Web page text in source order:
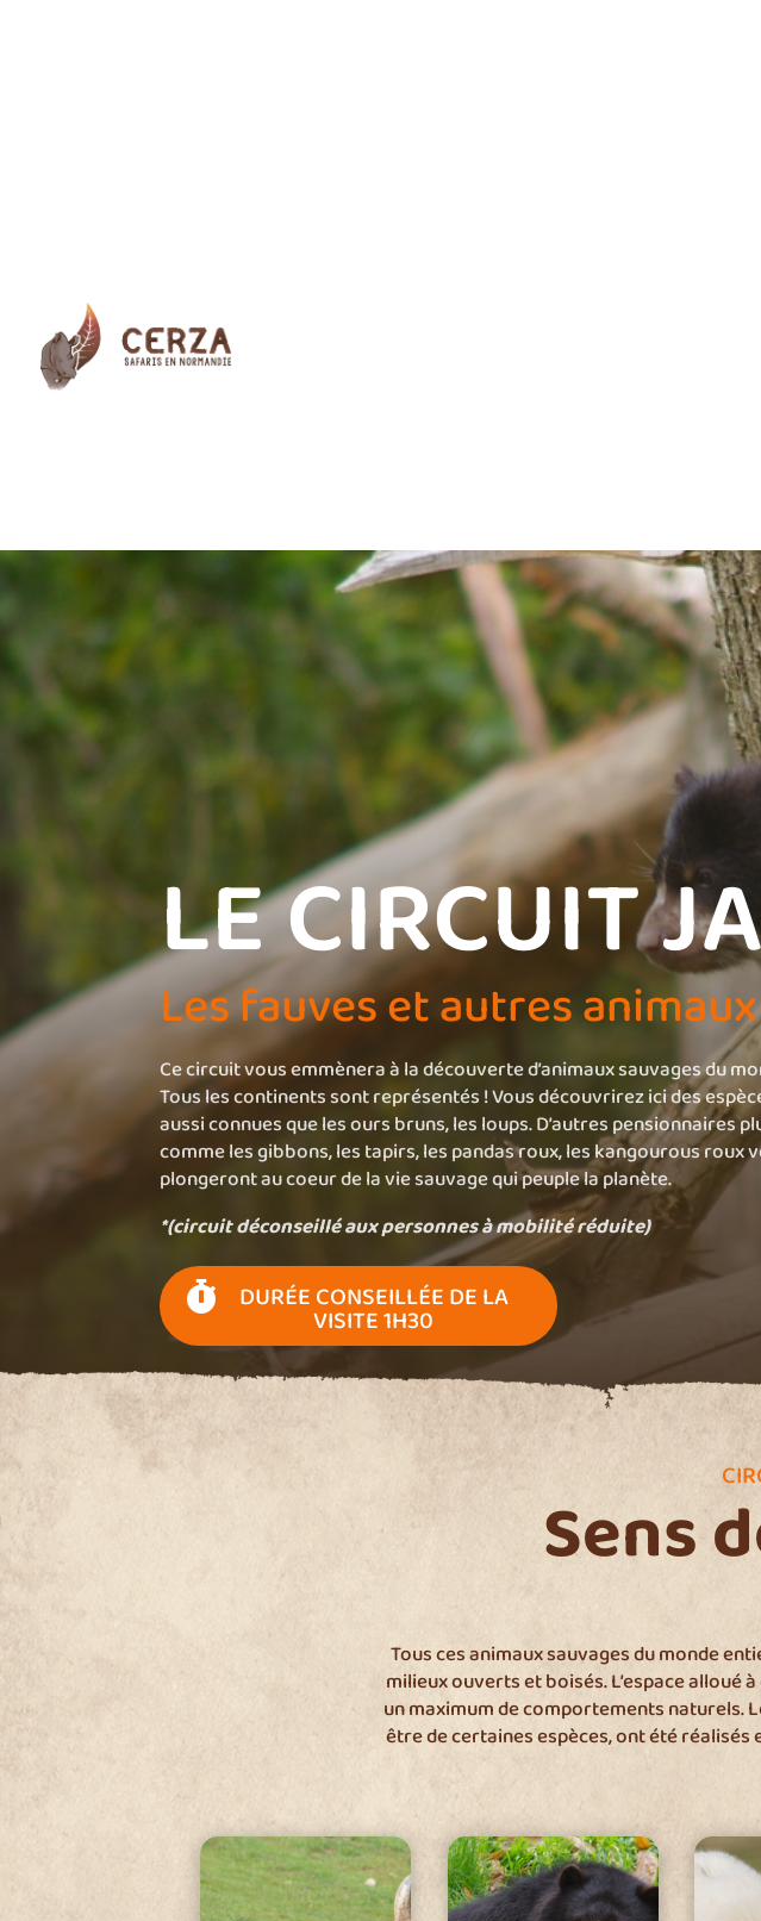
LE CIRCUIT
Les fauves et autres
Ce circuit vous emmènera à la découverte d’animaux sauvages du
Tous les continents sont représentés ! Vous découvrirez ici des
aussi connues que les ours bruns, les loups. D’autres pensionnaires
comme les gibbons, les tapirs, les pandas roux, les kangourous roux
plongeront au coeur de la vie sauvage qui peuple la planète.
*(circuit déconseillé aux personnes à mobilité réduite)
 DURÉE CONSEILLÉE DE LA
VISITE 1H30
Sens
Tous ces animaux sauvages du monde
milieux ouverts et boisés. L’espace alloué
un maximum de comportements naturels.
être de certaines espèces, ont été